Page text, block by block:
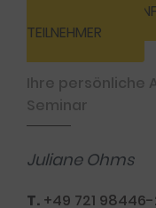
INHOUSE-
TEILNEHMER
Ihre persönliche
Seminar
Juliane Ohms
T. +49 721